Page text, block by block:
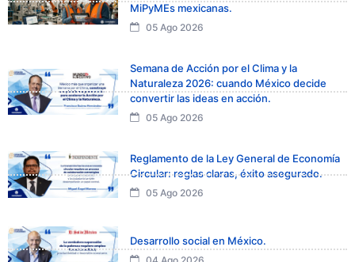
MiPyMEs mexicanas.
05 Ago 2026
Semana de Acción por el Clima y la
Naturaleza 2026: cuando México decide
convertir las ideas en acción.
05 Ago 2026
Reglamento de la Ley General de Economía
Circular: reglas claras, éxito asegurado.
05 Ago 2026
Desarrollo social en México.